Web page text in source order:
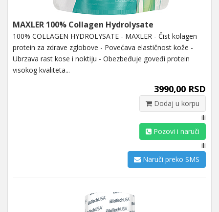
MAXLER 100% Collagen Hydrolysate
100% COLLAGEN HYDROLYSATE - MAXLER - Čist kolagen
protein za zdrave zglobove - Povećava elastičnost kože -
Ubrzava rast kose i noktiju - Obezbeđuje goveđi protein
visokog kvaliteta...
3990,00 RSD
Dodaj u korpu
ili
Pozovi i naruči
ili
Naruči preko SMS